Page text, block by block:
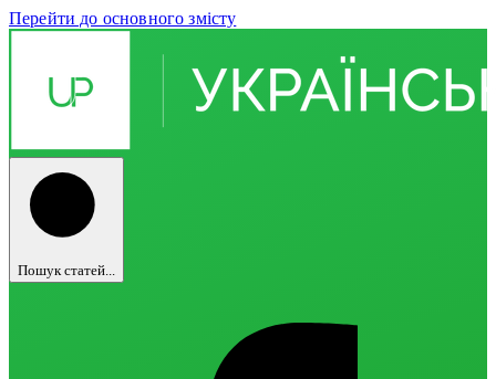
Перейти до основного змісту
Пошук статей...